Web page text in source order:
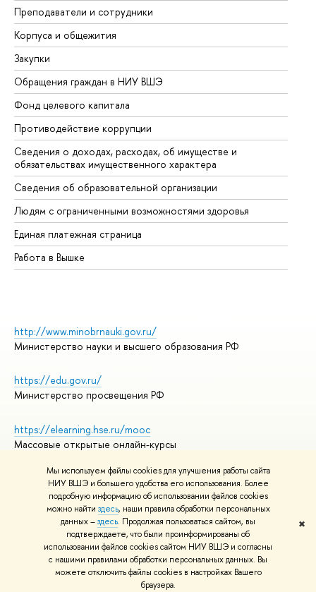
Мы используем файлы cookies для улучшения работы сайта
НИУ ВШЭ и большего удобства его использования. Более
подробную информацию об использовании файлов cookies
можно найти здесь, наши правила обработки персональных
данных –здесь. Продолжая пользоваться сайтом, вы
подтверждаете, что были проинформированы об
использовании файлов cookies сайтом НИУ ВШЭ и согласны
с нашими правилами обработки персональных данных. Вы
можете отключить файлы cookies в настройках Вашего
браузера.
✖
Преподаватели и сотрудники
Корпуса и общежития
Закупки
Обращения граждан в НИУ ВШЭ
Фонд целевого капитала
Противодействие коррупции
Сведения о доходах, расходах, об имуществе и
обязательствах имущественного характера
Сведения об образовательной организации
Людям с ограниченными возможностями здоровья
Единая платежная страница
Работа в Вышке
http://www.minobrnauki.gov.ru/
Министерство науки и высшего образования РФ
https://edu.gov.ru/
Министерство просвещения РФ
https://elearning.hse.ru/mooc
Массовые открытые онлайн-курсы
© НИУ ВШЭ 1993–2026
Адреса и контакты
Условия использования материалов
Политика конфиденциальности
Правила применения рекомендательных технологий в НИУ ВШЭ
Карта сайта